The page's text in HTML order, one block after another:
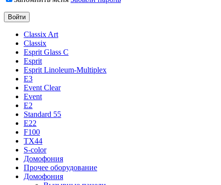
Classix Art
Classix
Esprit Glass C
Esprit
Esprit Linoleum-Multiplex
E3
Event Clear
Event
E2
Standard 55
E22
F100
TX44
S-color
Домофония
Прочее оборудование
Домофония